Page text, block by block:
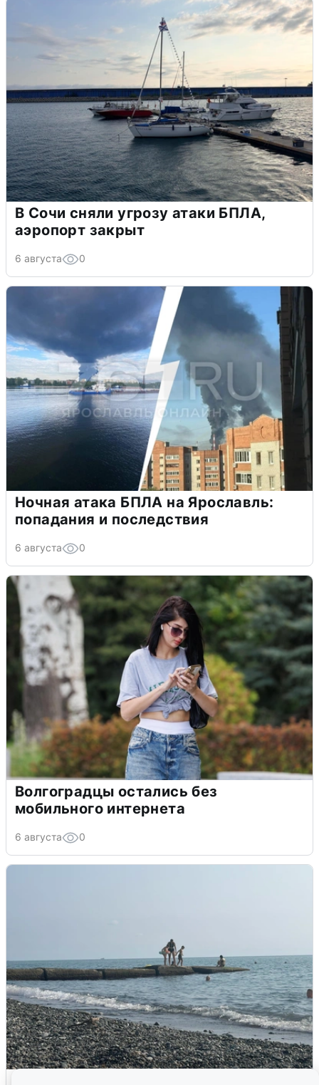
В Сочи сняли угрозу атаки БПЛА,
аэропорт закрыт
6 августа 0
Ночная атака БПЛА на Ярославль:
попадания и последствия
6 августа 0
Волгоградцы остались без
мобильного интернета
6 августа 0